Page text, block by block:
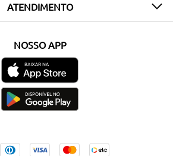
ATENDIMENTO
NOSSO APP